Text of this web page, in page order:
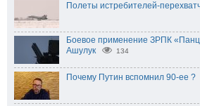
Полеты истребителей-
Боевое применение ЗРПК
Ашулук
134
Почему Путин вспомнил 90-ее ?